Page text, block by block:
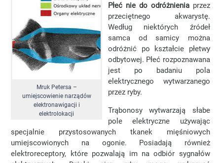
Mruk Petersa –
umiejscowienie narządów
elektronawigacji i
elektrolokacji
Płeć nie do odróżnieniaprzez
przeciętnego akwarystę.
Według niektórych źródeł
samca od samicy można
odróżnić po kształcie płetwy
odbytowej. Płeć rozpoznawana
jest po badaniu pola
elektrycznego wytwarzanego
przez ryby.
Trąbonosy wytwarzają słabe
pole elektryczne używając
specjalnie przystosowanych tkanek mięśniowych
umiejscowionych na ogonie. Posiadają również
elektroreceptory, które pozwalają im na odbiór sygnałów